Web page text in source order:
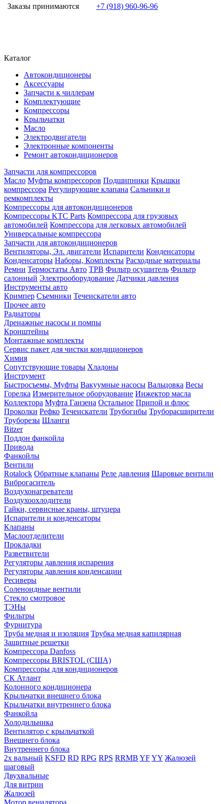
Заказы принимаются
+7 (918) 960-96-96
Каталог
Автокондиционеры
Аксессуары
Запчасти к чиллерам
Комплектующие
Компрессоры
Крыльчатки
Масло
Электродвигатели
Электронные компоненты
Ремонт автокондиционеров
Запчасти для компрессоров
Масло Муфты компрессоров Подшипники Крышки
компрессора Регулирующие клапана Сальники и
ремкомплекты
Компрессоры для автокондиционеров
Компрессоры KTC Parts Компрессора для грузовых
автомобилей Компрессора для легковых автомобилей
Универсальные компрессора
Запчасти для автокондиционеров
Вентиляторы, Эл. двигатели Испарители Конденсаторы
Конденсаторы Наборы, Комплекты Расходные материалы
Ремни Термостаты Авто ТРВ Фильтр осушитель Фильтр
салонный Электрооборудование Датчики давления
Инструменты авто
Кримпер Съемники Течеискатели авто
Прочее авто
Радиаторы
Дренажные насосы и помпы
Кронштейны
Монтажные комплекты
Сервис пакет для чистки кондиционеров
Химия
Сопутствующие товары Хладоны
Инструмент
Быстросъемы, Муфты Вакуумные насосы Вальцовка Весы
Горелка Измерительное оборудование Инжектор масла
Коллектора Муфта Ганзена Остальное Припой и флюс
Проколки Рефко Течеискатели Трубогибы Труборасширители
Труборезы Шланги
Bitzer
Поддон фанкойла
Привода
Фанкойлы
Вентили
Rotalock Обратные клапаны Реле давления Шаровые вентили
Виброгаситель
Воздухонагреватели
Воздухоохлодители
Гайки, сервисные краны, штуцера
Испарители и конденсаторы
Клапаны
Маслоотделители
Прокладки
Разветвители
Регуляторы давления испарения
Регуляторы давления конденсации
Ресиверы
Соленоидные вентили
Стекло смотровое
ТЭНы
Фильтры
Фурнитура
Труба медная и изоляция Трубка медная капилярная
Защитные решетки
Компрессора Danfoss
Компрессоры BRISTOL (США)
Компрессоры для кондиционеров
СК Атлант
Колонного кондиционера
Крыльчатки внешнего блока
Крыльчатки внутреннего блока
Фанкойла
Холодильника
Вентилятор с крыльчаткой
Внешнего блока
Внутреннего блока
2х вальный KSFD RD RPG RPS RRMB YFYY Жалюзей
шаговый
Двухвальные
Для витрин
Жалюзей
Мотор венилятора